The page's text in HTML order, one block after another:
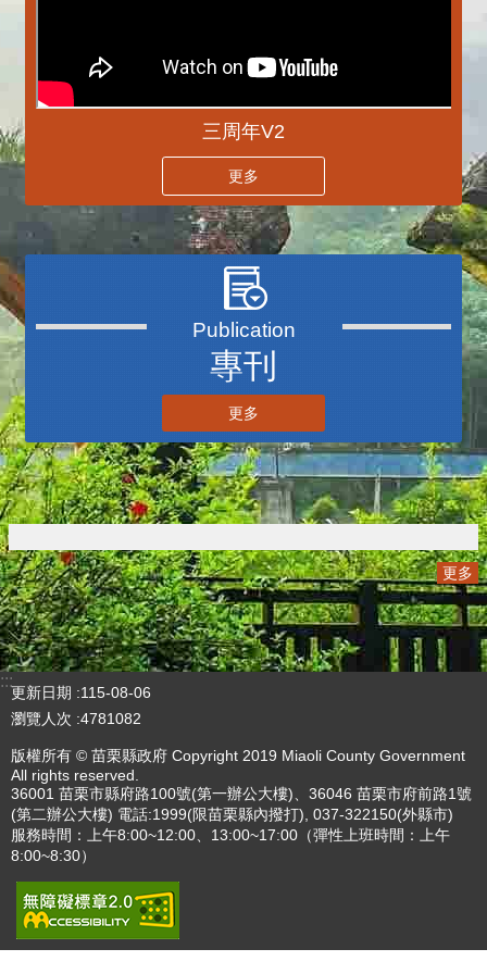
三周年V2
更多
專刊
播放中
更多
播放中
:::
更新日期 115-08-06
瀏覽人次
4781082
版權所有 © 苗栗縣政府 Copyright 2019 Miaoli County Government
All rights reserved.
36001 苗栗市縣府路100號(第一辦公大樓)、36046 苗栗市府前路1號
(第二辦公大樓) 電話:1999(限苗栗縣內撥打), 037-322150(外縣市)
服務時間：上午8:00~12:00、13:00~17:00（彈性上班時間：上午